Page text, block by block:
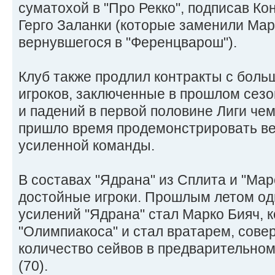
суматохой в "Про Рекко", подписав
Герго Заланки (которые заменили
вернувшегося в "Ференцварош").
Клуб также продлил контракты с
игроков, заключенные в прошлом
и падений в первой половине Лиги
пришло время продемонстрировать
усиленной команды.
В составах "Ядрана" из Сплита и
достойные игроки. Прошлым летом
усилений "Ядрана" стал Марко Бияч,
"Олимпиакоса" и стал вратарем,
количество сейвов в
(70).